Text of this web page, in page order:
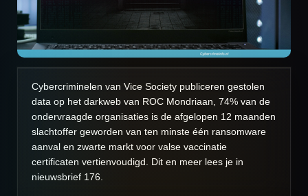
Cybercriminelen van Vice Society publiceren gestolen
data op het darkweb van ROC Mondriaan, 74% van de
ondervraagde organisaties is de afgelopen 12 maanden
slachtoffer geworden van ten minste één ransomware
aanval en zwarte markt voor valse vaccinatie
certificaten vertienvoudigd. Dit en meer lees je in
nieuwsbrief 176.